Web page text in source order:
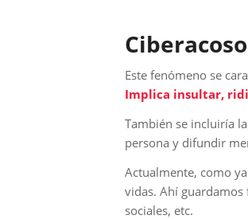
Ciberacoso
Este fenómeno se
Implica insultar,
También se incluiría la
persona y difundir
Actualmente, como
vidas. Ahí
sociales, etc.